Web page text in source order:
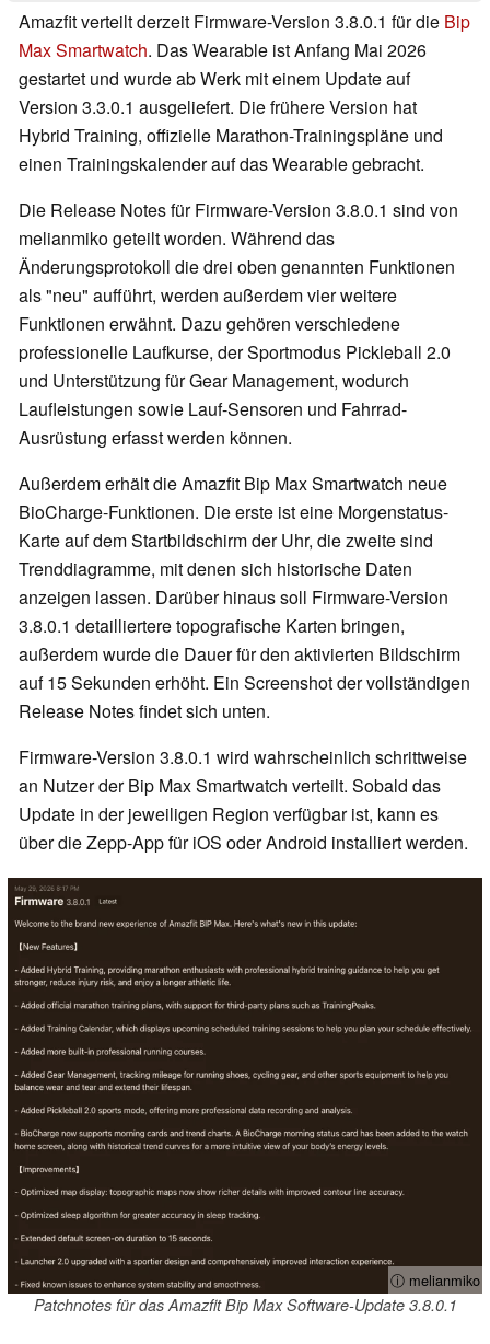
Amazfit verteilt derzeit Firmware-Version 3.8.0.1 für die Bip
Max Smartwatch. Das Wearable ist Anfang Mai 2026
gestartet und wurde ab Werk mit einem Update auf
Version 3.3.0.1 ausgeliefert. Die frühere Version hat
Hybrid Training, offizielle Marathon-Trainingspläne und
einen Trainingskalender auf das Wearable gebracht.
Die Release Notes für Firmware-Version 3.8.0.1 sind von
melianmiko geteilt worden. Während das
Änderungsprotokoll die drei oben genannten Funktionen
als "neu" aufführt, werden außerdem vier weitere
Funktionen erwähnt. Dazu gehören verschiedene
professionelle Laufkurse, der Sportmodus Pickleball 2.0
und Unterstützung für Gear Management, wodurch
Laufleistungen sowie Lauf-Sensoren und Fahrrad-
Ausrüstung erfasst werden können.
Außerdem erhält die Amazfit Bip Max Smartwatch neue
BioCharge-Funktionen. Die erste ist eine Morgenstatus-
Karte auf dem Startbildschirm der Uhr, die zweite sind
Trenddiagramme, mit denen sich historische Daten
anzeigen lassen. Darüber hinaus soll Firmware-Version
3.8.0.1 detailliertere topografische Karten bringen,
außerdem wurde die Dauer für den aktivierten Bildschirm
auf 15 Sekunden erhöht. Ein Screenshot der vollständigen
Release Notes findet sich unten.
Firmware-Version 3.8.0.1 wird wahrscheinlich schrittweise
an Nutzer der Bip Max Smartwatch verteilt. Sobald das
Update in der jeweiligen Region verfügbar ist, kann es
über die Zepp-App für iOS oder Android installiert werden.
ⓘ melianmiko
Patchnotes für das Amazfit Bip Max Software-Update 3.8.0.1